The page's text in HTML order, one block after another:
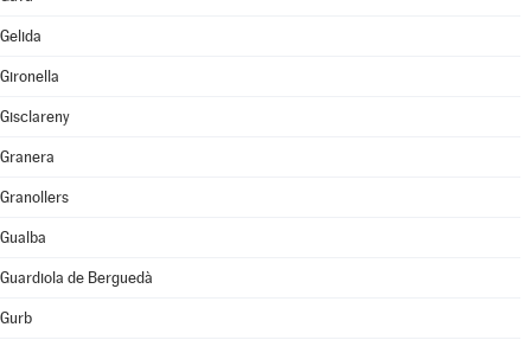
Gelida
Gironella
Gisclareny
Granera
Granollers
Gualba
Guardiola de Berguedà
Gurb